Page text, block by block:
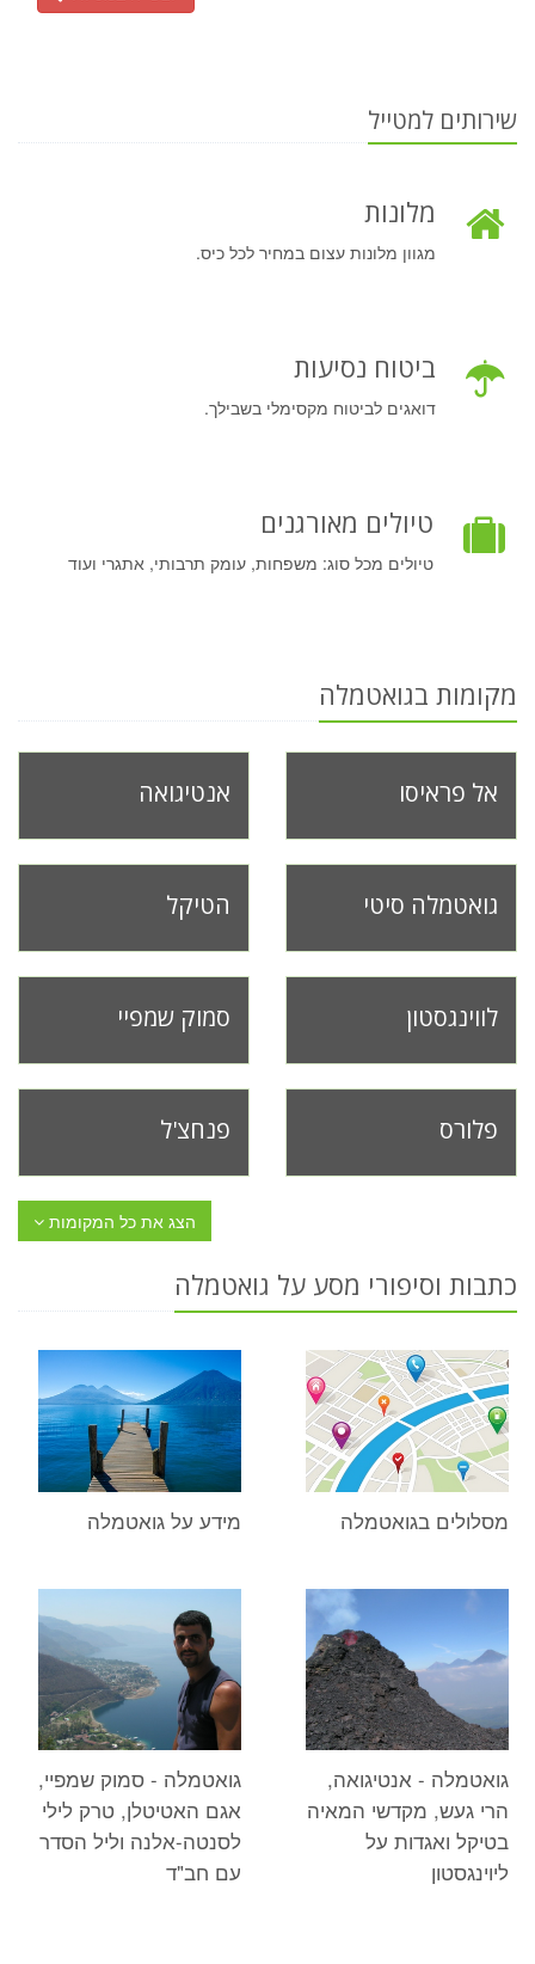
שירותים למטייל
מלונות
מגוון מלונות עצום במחיר לכל כיס.
ביטוח נסיעות
דואגים לביטוח מקסימלי בשבילך.
טיולים מאורגנים
טיולים מכל סוג: משפחות, עומק תרבותי, אתגרי ועוד
מקומות בגואטמלה
אל פראיסו אנטיגואה
גואטמלה סיטי הטיקל
לווינגסטון סמוק שמפיי
פלורס פנחצ'ל
הצג את כל המקומות
כתבות וסיפורי מסע על גואטמלה
מסלולים בגואטמלה מידע על גואטמלה
גואטמלה - אנטיגואה,
הרי געש, מקדשי המאיה
בטיקל ואגדות על
ליוינגסטון
גואטמלה - סמוק שמפיי,
אגם האטיטלן, טרק לילי
לסנטה-אלנה וליל הסדר
עם חב"ד